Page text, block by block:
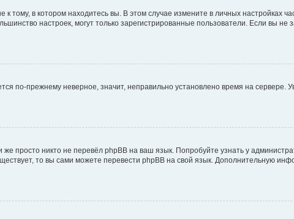
тому, в котором находитесь вы. В этом случае измените в личных настройках
настроек, могут только зарегистрированные пользователи. Если вы не
по-прежнему неверное, значит, неправильно установлено время на сервере.
просто никто не перевёл phpBB на ваш язык. Попробуйте узнать у
то вы сами можете перевести phpBB на свой язык. Дополнительную